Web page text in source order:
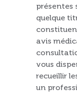
présentes
quelque
avis
vous
recueillir
un